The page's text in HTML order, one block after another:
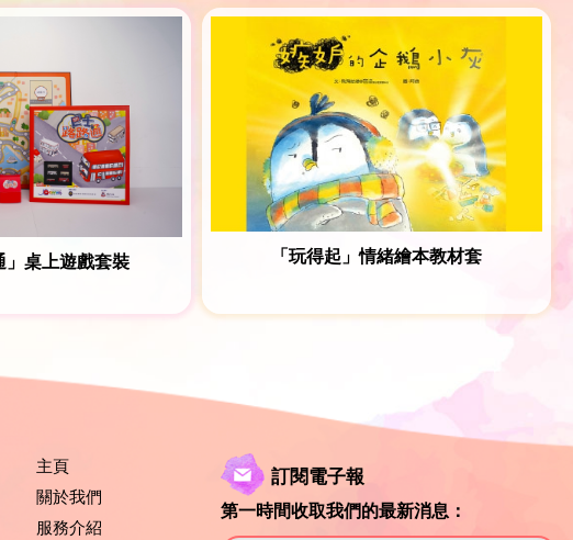
」桌上遊戲套裝 「玩得起」情緒繪本教材套
主頁
關於我們
服務介紹
訂閱電子報
第一時間收取我們的最新消息：